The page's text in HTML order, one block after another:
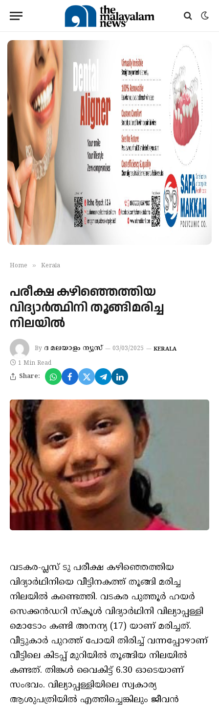
Home » Kerala
പരീക്ഷ കഴിഞ്ഞെത്തിയ
വിദ്യാർത്ഥിനി തൂങ്ങിമരിച്ച
നിലയിൽ
By ദ മലയാളം ന്യൂസ് 03/03/2025 KERALA
1 Min Read
Share:
വടകര-പ്ലസ് ടു പരീക്ഷ കഴിഞ്ഞെത്തിയ
വിദ്യാർഥിനിയെ വീട്ടിനകത്ത് തൂങ്ങി മരിച്ച
നിലയിൽ കണ്ടെത്തി. വടകര പുത്തൂർ ഹയർ
സെക്കൻഡറി സ്കൂൾ വിദ്യാർഥിനി വില്യാപ്പള്ളി
മൊടോം കണ്ടി അനന്യ (17) യാണ് മരിച്ചത്.
വീട്ടുകാർ പുറത്ത് പോയി തിരിച്ച് വന്നപ്പോഴാണ്
വീട്ടിലെ കിടപ്പ് മുറിയിൽ തൂങ്ങിയ നിലയിൽ
കണ്ടത്. തിങ്കൾ വൈകിട്ട് 6.30 ഓടെയാണ്
സംഭവം. വില്യാപ്പള്ളിയിലെ സ്വകാര്യ
ആശുപത്രിയിൽ എത്തിച്ചെങ്കിലും ജീവൻ